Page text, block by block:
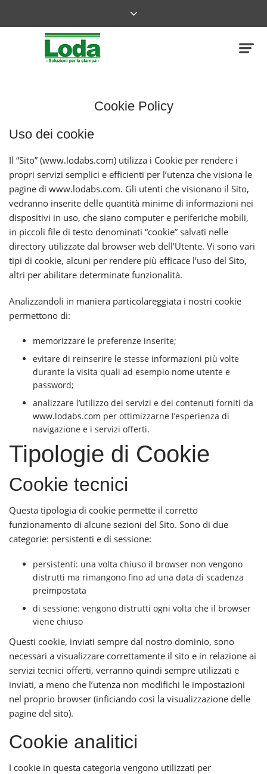
Cookie Policy
Uso dei cookie
Il “Sito” (www.lodabs.com) utilizza i Cookie per rendere i
propri servizi semplici e efficienti per l’utenza che visiona le
pagine di www.lodabs.com. Gli utenti che visionano il Sito,
vedranno inserite delle quantità minime di informazioni nei
dispositivi in uso, che siano computer e periferiche mobili,
in piccoli file di testo denominati “cookie” salvati nelle
directory utilizzate dal browser web dell’Utente. Vi sono vari
tipi di cookie, alcuni per rendere più efficace l’uso del Sito,
altri per abilitare determinate funzionalità.
Analizzandoli in maniera particolareggiata i nostri cookie
permettono di:
memorizzare le preferenze inserite;
evitare di reinserire le stesse informazioni più volte
durante la visita quali ad esempio nome utente e
password;
analizzare l’utilizzo dei servizi e dei contenuti forniti da
www.lodabs.com per ottimizzarne l’esperienza di
navigazione e i servizi offerti.
Tipologie di Cookie
Cookie tecnici
Questa tipologia di cookie permette il corretto
funzionamento di alcune sezioni del Sito. Sono di due
categorie: persistenti e di sessione:
persistenti: una volta chiuso il browser non vengono
distrutti ma rimangono fino ad una data di scadenza
preimpostata
di sessione: vengono distrutti ogni volta che il browser
viene chiuso
Questi cookie, inviati sempre dal nostro dominio, sono
necessari a visualizzare correttamente il sito e in relazione ai
servizi tecnici offerti, verranno quindi sempre utilizzati e
inviati, a meno che l’utenza non modifichi le impostazioni
nel proprio browser (inficiando così la visualizzazione delle
pagine del sito).
Cookie analitici
I cookie in questa categoria vengono utilizzati per